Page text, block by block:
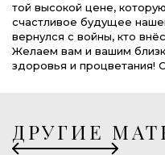
той высокой цене,
счастливое будущее
вернулся с войны, кто
Желаем вам и вашим
здоровья и процветания!
ДРУГИЕ